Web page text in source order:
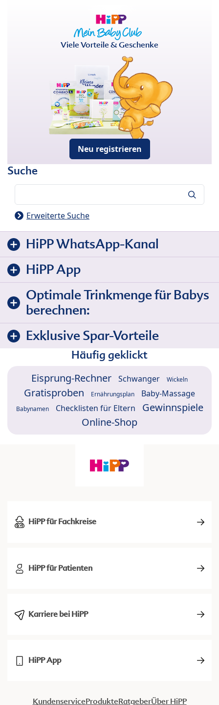
Viele Vorteile & Geschenke
Neu registrieren
Suche
Erweiterte Suche
HiPP WhatsApp-Kanal
HiPP App
Optimale Trinkmenge für Babys
berechnen:
Exklusive Spar-Vorteile
Häufig geklickt
Eisprung-Rechner Schwanger Wickeln
Gratisproben Ernährungsplan Baby-Massage
Babynamen Checklisten für Eltern
Gewinnspiele
Online-Shop
HiPP für Fachkreise
HiPP für Patienten
Karriere bei HiPP
HiPP App
KundenserviceProdukteRatgeberÜber HiPP